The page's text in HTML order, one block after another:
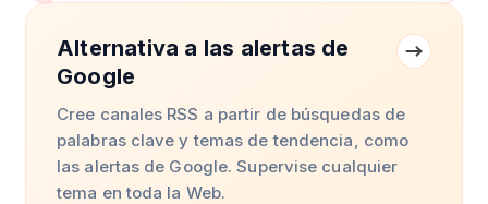
Alternativa a las alertas de
Google
Cree canales RSS a partir de búsquedas de
palabras clave y temas de tendencia, como
las alertas de Google. Supervise cualquier
tema en toda la Web.